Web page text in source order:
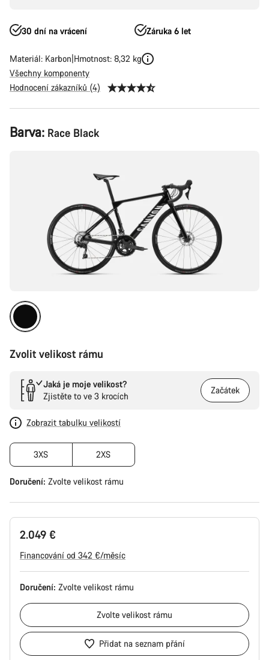
30 dní na vrácení Záruka 6 let
Materiál: Karbon Hmotnost: 8,32 kg
Všechny komponenty
Hodnocení zákazníků (4)
Konfigurace
produktu
Barva: Race Black
Zvolit velikost rámu
Jaká je moje velikost?
Zjistěte to ve 3 krocích
Začátek
Zobrazit tabulku velikostí
3XS 2XS
Doručení: Zvolte velikost rámu
2.049 €
Financování od 342 €/měsíc
Doručení: Zvolte velikost rámu
Zvolte velikost rámu
Přidat na seznam přání